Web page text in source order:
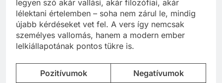
legyen szó akár vallási, akár filozófiai, akár
lélektani értelemben – soha nem zárul le, mindig
újabb kérdéseket vet fel. A vers így nemcsak
személyes vallomás, hanem a modern ember
lelkiállapotának pontos tükre is.
Pozitívumok Negatívumok